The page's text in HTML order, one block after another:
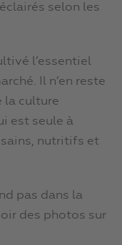
selon les
l’essentiel
Il n’en reste
la culture
est seule à
nutritifs et
pas dans la
des photos sur